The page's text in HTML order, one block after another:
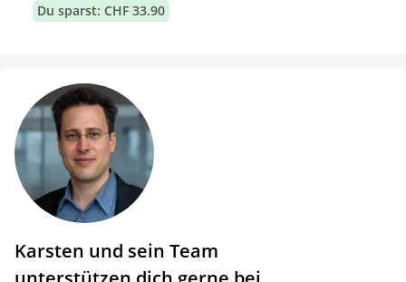
Du sparst: CHF 33.90
Karsten und sein Team